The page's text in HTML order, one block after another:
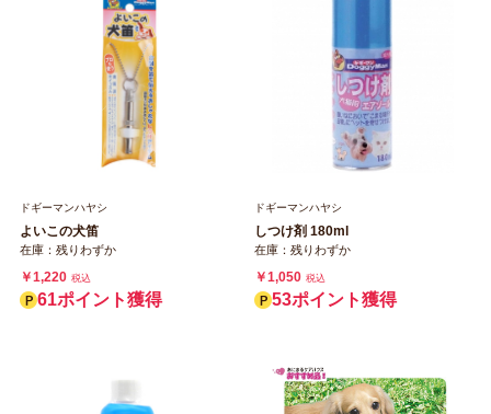
ドギーマンハヤシ
よいこの犬笛
在庫：残りわずか
￥1,220 税込
61ポイント獲得
ドギーマンハヤシ
しつけ剤 180ml
在庫：残りわずか
￥1,050 税込
53ポイント獲得